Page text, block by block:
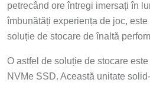
petrecând ore întregi imersați în
îmbunătăți experiența de joc,
soluție de stocare de înaltă
O astfel de soluție de stocare
NVMe SSD. Această unitate